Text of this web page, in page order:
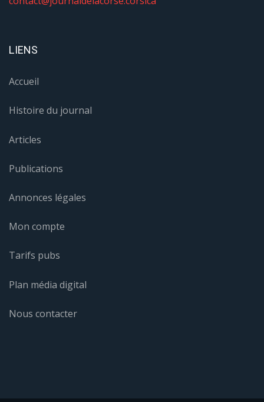
LIENS
Accueil
Histoire du journal
Articles
Publications
Annonces légales
Mon compte
Tarifs pubs
Plan média digital
Nous contacter